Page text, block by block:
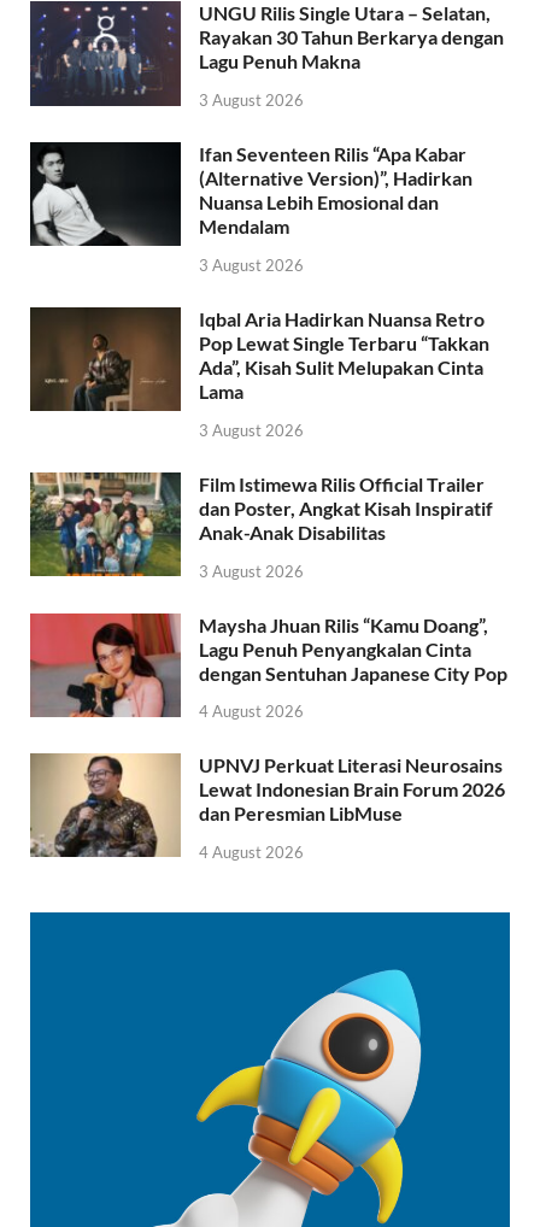
UNGU Rilis Single Utara – Selatan,
Rayakan 30 Tahun Berkarya dengan
Lagu Penuh Makna
3 August 2026
Ifan Seventeen Rilis “Apa Kabar
(Alternative Version)”, Hadirkan
Nuansa Lebih Emosional dan
Mendalam
3 August 2026
Iqbal Aria Hadirkan Nuansa Retro
Pop Lewat Single Terbaru “Takkan
Ada”, Kisah Sulit Melupakan Cinta
Lama
3 August 2026
Film Istimewa Rilis Official Trailer
dan Poster, Angkat Kisah Inspiratif
Anak-Anak Disabilitas
3 August 2026
Maysha Jhuan Rilis “Kamu Doang”,
Lagu Penuh Penyangkalan Cinta
dengan Sentuhan Japanese City Pop
4 August 2026
UPNVJ Perkuat Literasi Neurosains
Lewat Indonesian Brain Forum 2026
dan Peresmian LibMuse
4 August 2026